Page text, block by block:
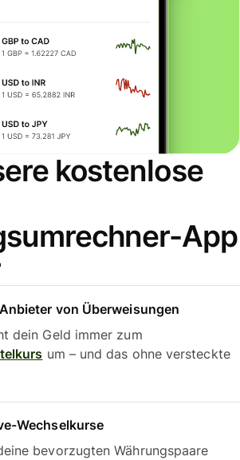
kostenlose
App
von Überweisungen
dein Geld immer zum
um – und das ohne versteckte
Wechselkurse
bevorzugten Währungspaare